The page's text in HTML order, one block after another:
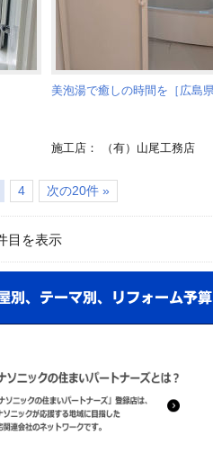
美泡湯で癒しの時間を［広島
施工店： （有）山尾工務店
4 次の20件 »
目を表示